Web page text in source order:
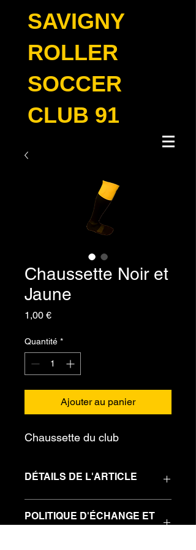
SAVIGNY
ROLLER
SOCCER
CLUB 91
Chaussette Noir et
Jaune
1,00 €Prix
Quantité *
Ajouter au panier
Chaussette du club
DÉTAILS DE L'ARTICLE
idéal pour ajouter des informations
POLITIQUE D'ÉCHANGE ET